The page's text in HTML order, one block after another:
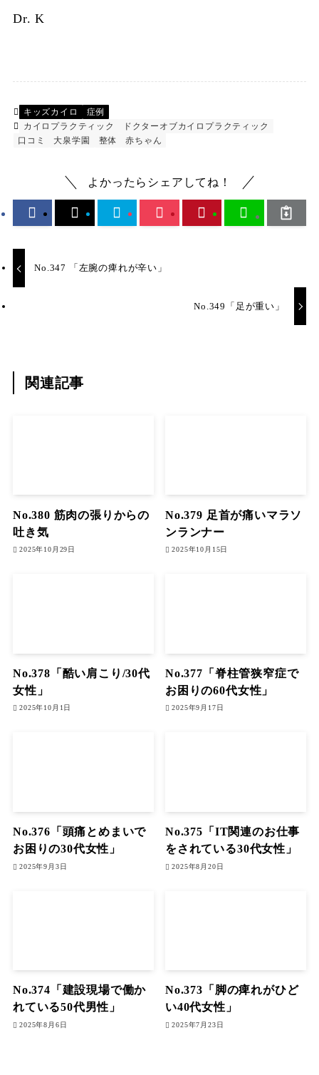
Dr. K
キッズカイロ
症例
カイロプラクティック
ドクターオブカイロプラクティック
口コミ
大泉学園 整体 赤ちゃん
よかったらシェアしてね！
No.347 「左腕の痺れが辛い」
No.349「足が重い」
関連記事
No.380 筋肉の張りからの
吐き気
2025年10月29日
No.379 足首が痛いマラソ
ンランナー
2025年10月15日
No.378「酷い肩こり/30代
女性」
2025年10月1日
No.377「脊柱管狭窄症で
お困りの60代女性」
2025年9月17日
No.376「頭痛とめまいで
お困りの30代女性」
2025年9月3日
No.375「IT関連のお仕事
をされている30代女性」
2025年8月20日
No.374「建設現場で働か
れている50代男性」
2025年8月6日
No.373「脚の痺れがひど
い40代女性」
2025年7月23日